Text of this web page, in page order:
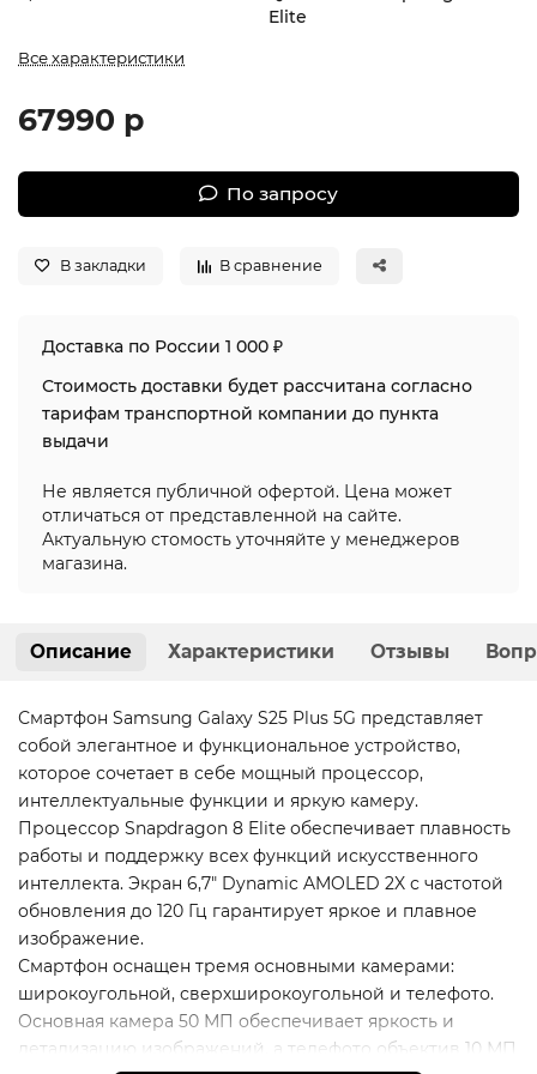
Elite
Все характеристики
67990 р
По запросу
В закладки В сравнение
Доставка по России 1 000 ₽
Стоимость доставки будет рассчитана согласно
тарифам транспортной компании до пункта
выдачи
Не является публичной офертой. Цена может
отличаться от представленной на сайте.
Актуальную стомость уточняйте у менеджеров
магазина.
Описание Характеристики Отзывы
Смартфон Samsung Galaxy S25 Plus 5G представляет
собой элегантное и функциональное устройство,
которое сочетает в себе мощный процессор,
интеллектуальные функции и яркую камеру.
Процессор Snapdragon 8 Elite обеспечивает плавность
работы и поддержку всех функций искусственного
интеллекта. Экран 6,7" Dynamic AMOLED 2X с частотой
обновления до 120 Гц гарантирует яркое и плавное
изображение.
Смартфон оснащен тремя основными камерами:
широкоугольной, сверхширокоугольной и телефото.
Основная камера 50 МП обеспечивает яркость и
детализацию изображений, а телефото объектив 10 МП